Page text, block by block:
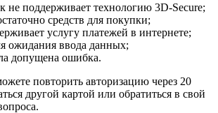
не поддерживает технологию 3D-Secure;
средств для покупки;
услугу платежей в интернете;
ожидания ввода данных;
допущена ошибка.
повторить авторизацию через 20
другой картой или обратиться в свой